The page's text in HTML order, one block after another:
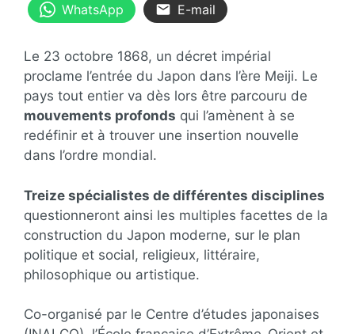
WhatsApp E-mail
Le 23 octobre 1868, un décret impérial
proclame l’entrée du Japon dans l’ère Meiji. Le
pays tout entier va dès lors être parcouru de
mouvements profonds qui l’amènent à se
redéfinir et à trouver une insertion nouvelle
dans l’ordre mondial.
Treize spécialistes de différentes disciplines
questionneront ainsi les multiples facettes de la
construction du Japon moderne, sur le plan
politique et social, religieux, littéraire,
philosophique ou artistique.
Co-organisé par le Centre d’études japonaises